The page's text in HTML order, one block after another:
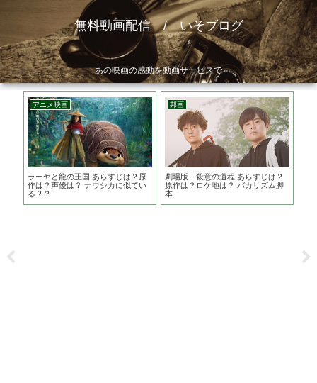
無料動画配信 / いそブログ
あの映画の感動を動画サービスで
アニメ映画
ラーヤと龍の王国 あらすじは？原
作は？声優は？ ナウシカに似てい
る？？
邦画
劇場版 殺意の道程 あらすじは？
原作は？ロケ地は？ バカリズム脚
本